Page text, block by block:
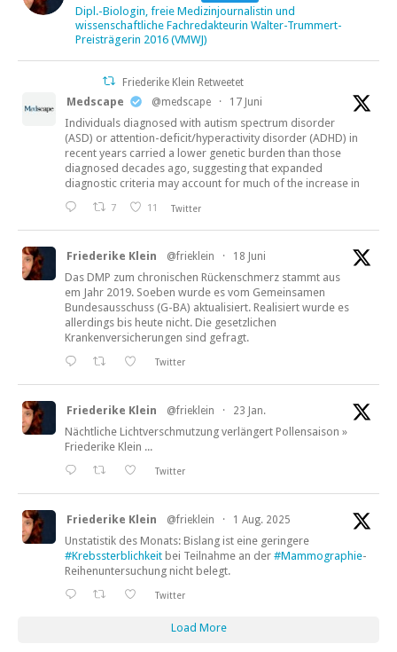
Dipl.-Biologin, freie Medizinjournalistin und
wissenschaftliche Fachredakteurin Walter-Trummert-
Preisträgerin 2016 (VMWJ)
Friederike Klein Retweetet
Medscape @medscape · 17 Juni
Individuals diagnosed with autism spectrum disorder
(ASD) or attention-deficit/hyperactivity disorder (ADHD) in
recent years carried a lower genetic burden than those
diagnosed decades ago, suggesting that expanded
diagnostic criteria may account for much of the increase in
7 11 Twitter
Friederike Klein @frieklein · 18 Juni
Das DMP zum chronischen Rückenschmerz stammt aus
em Jahr 2019. Soeben wurde es vom Gemeinsamen
Bundesausschuss (G-BA) aktualisiert. Realisiert wurde es
allerdings bis heute nicht. Die gesetzlichen
Krankenversicherungen sind gefragt.
Twitter
Friederike Klein @frieklein · 23 Jan.
Nächtliche Lichtverschmutzung verlängert Pollensaison »
Friederike Klein ...
Twitter
Friederike Klein @frieklein · 1 Aug. 2025
Unstatistik des Monats: Bislang ist eine geringere
#Krebssterblichkeit bei Teilnahme an der #Mammographie-
Reihenuntersuchung nicht belegt.
Twitter
Load More